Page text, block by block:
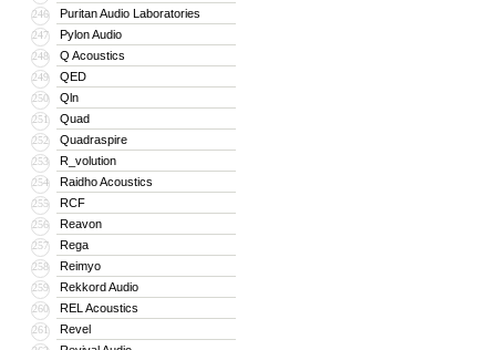
246 Puritan Audio Laboratories
247 Pylon Audio
248 Q Acoustics
249 QED
250 Qln
251 Quad
252 Quadraspire
253 R_volution
254 Raidho Acoustics
255 RCF
256 Reavon
257 Rega
258 Reimyo
259 Rekkord Audio
260 REL Acoustics
261 Revel